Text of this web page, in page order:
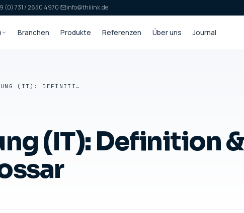
(0) 731 / 2650 4970· info@thiiink.de
Branchen Produkte Referenzen Über uns Journal
AUTHENTIFIZIERUNG (IT): DEFINITION & ERKLÄRUNG — GLOSSAR
(IT): Definition &